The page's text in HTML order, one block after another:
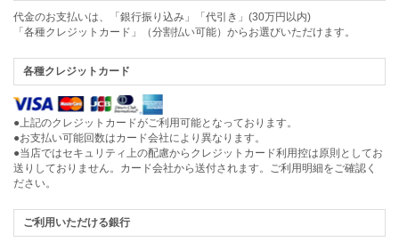
代金のお支払いは、「銀行振り込み」「代引き」(30万円以内)
「各種クレジットカード」（分割払い可能）からお選びいただけます。
各種クレジットカード
●上記のクレジットカードがご利用可能となっております。
●お支払い可能回数はカード会社により異なります。
●当店ではセキュリティ上の配慮からクレジットカード利用控は原則としてお
送りしておりません。カード会社から送付されます。ご利用明細をご確認く
ださい。
ご利用いただける銀行